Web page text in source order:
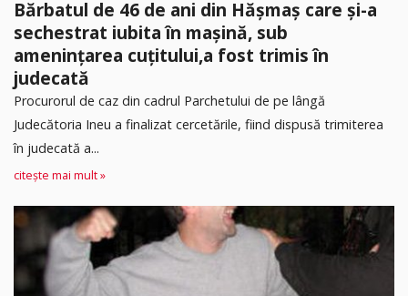
Bărbatul de 46 de ani din Hășmaș care și-a
sechestrat iubita în mașină, sub
amenințarea cuțitului,a fost trimis în
judecată
Procurorul de caz din cadrul Parchetului de pe lângă
Judecătoria Ineu a finalizat cercetările, fiind dispusă trimiterea
în judecată a...
citește mai mult »